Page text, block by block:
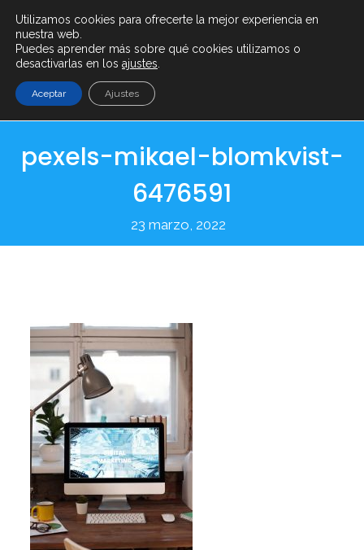
info@serenty.es + (34) 900 101 865
pexels-mikael-blomkvist-
6476591
23 marzo, 2022
Utilizamos cookies para ofrecerte la mejor experiencia en
nuestra web.
Puedes aprender más sobre qué cookies utilizamos o
desactivarlas en los ajustes
Aceptar Ajustes